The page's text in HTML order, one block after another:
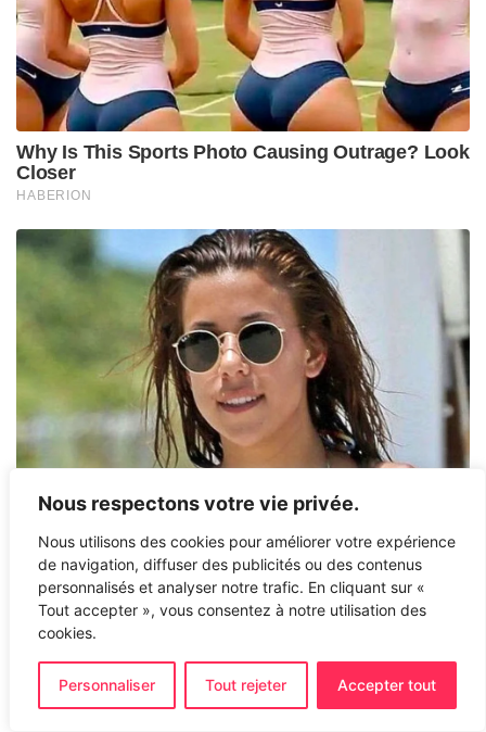
Nous respectons votre vie privée.
Nous utilisons des cookies pour améliorer votre expérience
de navigation, diffuser des publicités ou des contenus
personnalisés et analyser notre trafic. En cliquant sur «
Tout accepter », vous consentez à notre utilisation des
cookies.
Personnaliser Tout rejeter Accepter tout